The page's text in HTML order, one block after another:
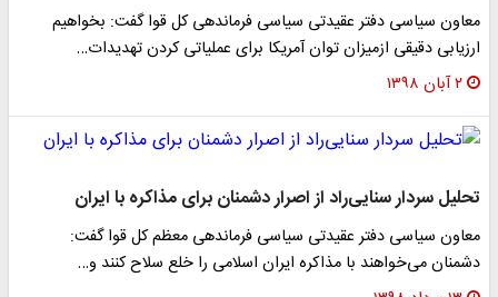
معاون سیاسی دفتر عقیدتی سیاسی فرماندهی کل قوا گفت: بخواهیم
ارزیابی دقیقی ازمیزان توان آمریکا برای عملیاتی کردن تهدیدات…
۲ آبان ۱۳۹۸
تحلیل سردار سنایی‌راد از اصرار دشمنان برای مذاکره با ایران
معاون سیاسی دفتر عقیدتی سیاسی فرماندهی معظم کل قوا گفت:
دشمنان می‌خواهند با مذاکره ایران اسلامی را خلع سلاح کنند و…